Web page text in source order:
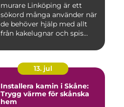
murare Linköping är ett
sökord många använder när
de behöver hjälp med allt
från kakelugnar och spis...
13. jul
Installera kamin i Skåne:
Trygg värme för skånska
hem